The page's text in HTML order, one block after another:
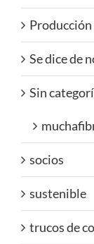
Producción
Se dice de
Sin
socios
sustenible
trucos de